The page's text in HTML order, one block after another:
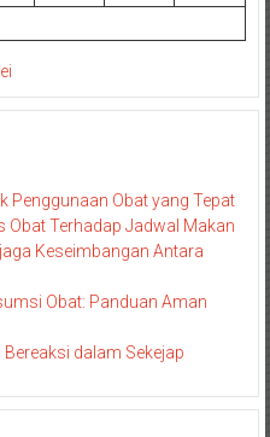
Penggunaan Obat yang Tepat
Obat Terhadap Jadwal Makan
Keseimbangan Antara
Obat: Panduan Aman
dalam Sekejap